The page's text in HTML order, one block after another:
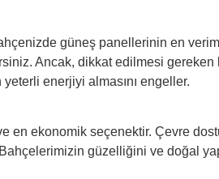
güneş panellerinin en
Ancak, dikkat edilmesi
enerjiyi almasını engeller.
ekonomik seçenektir. Çevre
güzelliğini ve doğal